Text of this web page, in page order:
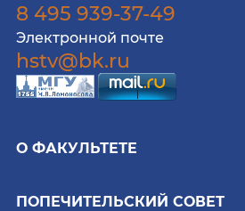
8 495 939-37-49
Электронной почте
hstv@bk.ru
О ФАКУЛЬТЕТЕ
ПОПЕЧИТЕЛЬСКИЙ СОВЕТ